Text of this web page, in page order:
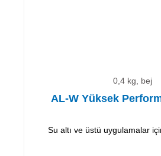
0,4 kg, bej
AL-W Yüksek
Su altı ve üstü uygulamalar